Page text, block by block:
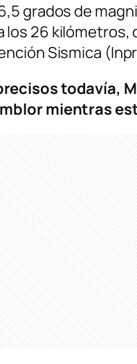
grados de
26 kilómetros,
Sismica
todavía,
mientras